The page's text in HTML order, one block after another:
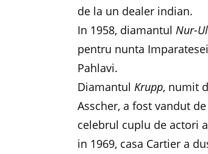
de la un dealer indian.
In 1958, diamantulNur-
pentru nunta
Pahlavi.
DiamantulKrupp, numit
Asscher, a fost vandut
celebrul cuplu de actori
in 1969, casa Cartier a